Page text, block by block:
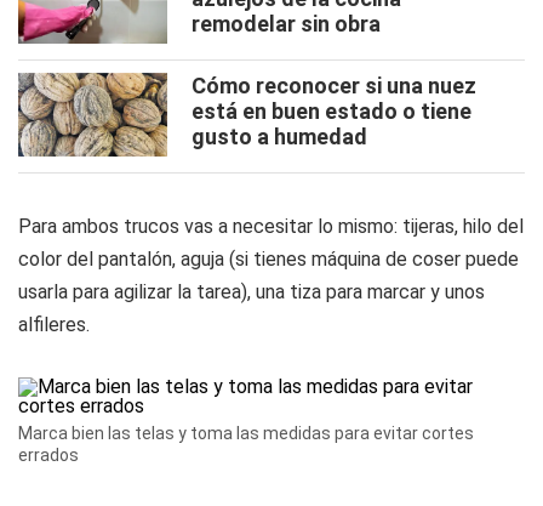
remodelar sin obra
Cómo reconocer si una nuez
está en buen estado o tiene
gusto a humedad
Para ambos trucos vas a necesitar lo mismo: tijeras, hilo del
color del pantalón, aguja (si tienes máquina de coser puede
usarla para agilizar la tarea), una tiza para marcar y unos
alfileres.
Marca bien las telas y toma las medidas para evitar cortes
errados